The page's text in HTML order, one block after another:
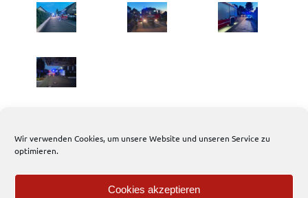
Wir verwenden Cookies, um unsere Website und unseren Service zu
optimieren.
Cookies akzeptieren
1103 total views